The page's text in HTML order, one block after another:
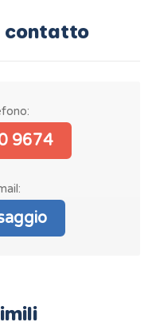
contatto
9674